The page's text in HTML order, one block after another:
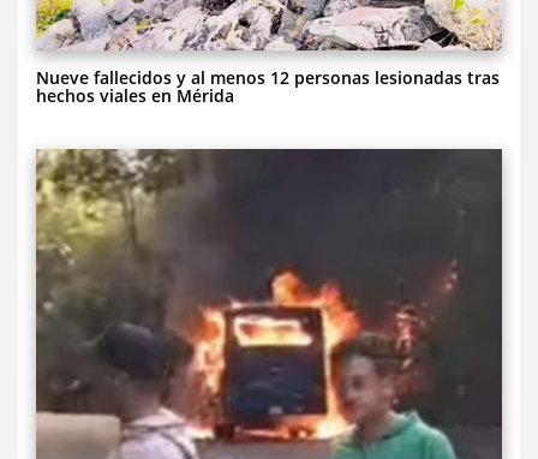
Nueve fallecidos y al menos 12 personas lesionadas tras
hechos viales en Mérida